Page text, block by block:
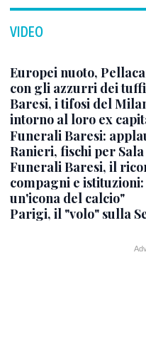
VIDEO
Europei nuoto,
con gli azzurri dei tuffi
Baresi, i tifosi del
intorno al loro ex
Funerali Baresi:
Ranieri, fischi per
Funerali Baresi, il
compagni e
un'icona del calcio"
Parigi, il "volo" sulla